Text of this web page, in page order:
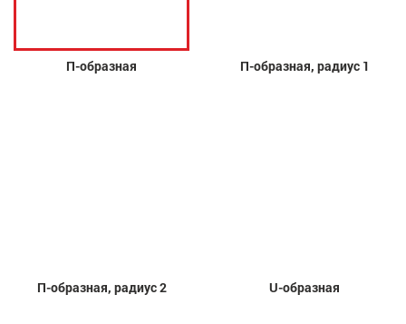
П-образная П-образная, радиус 1
П-образная, радиус 2 U-образная